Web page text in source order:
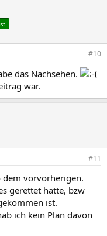
#10
das Nachsehen.
war.
#11
dem vorvorherigen.
gerettet hatte, bzw
ist.
ich kein Plan davon